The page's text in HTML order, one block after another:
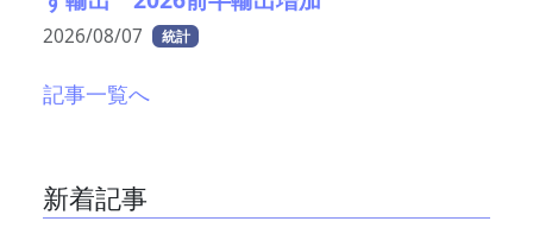
2026/08/07 統計
記事一覧へ
新着記事